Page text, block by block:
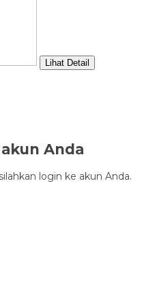
Lihat Detail
Anda
login ke akun Anda.